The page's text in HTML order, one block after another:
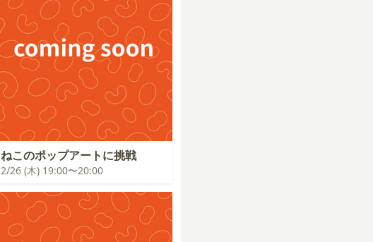
ねこのポップアートに挑戦
2/26 (木) 19:00〜20:00